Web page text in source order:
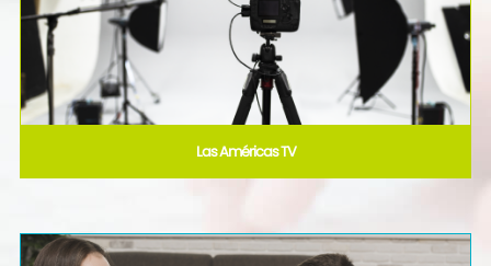
Las Américas TV